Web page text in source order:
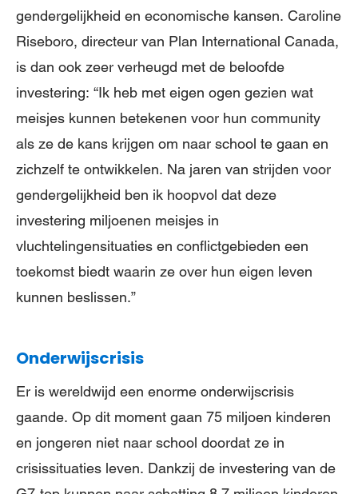
gendergelijkheid en economische kansen. Caroline
Riseboro, directeur van Plan International Canada,
is dan ook zeer verheugd met de beloofde
investering: “Ik heb met eigen ogen gezien wat
meisjes kunnen betekenen voor hun community
als ze de kans krijgen om naar school te gaan en
zichzelf te ontwikkelen. Na jaren van strijden voor
gendergelijkheid ben ik hoopvol dat deze
investering miljoenen meisjes in
vluchtelingensituaties en conflictgebieden een
toekomst biedt waarin ze over hun eigen leven
kunnen beslissen.”
Onderwijscrisis
Er is wereldwijd een enorme onderwijscrisis
gaande. Op dit moment gaan 75 miljoen kinderen
en jongeren niet naar school doordat ze in
crisissituaties leven. Dankzij de investering van de